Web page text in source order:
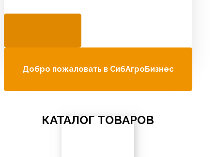
Добро пожаловать в СибАгроБизнес
КАТАЛОГ ТОВАРОВ